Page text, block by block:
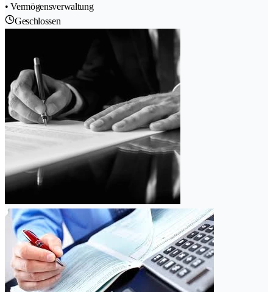
• Vermögensverwaltung
Geschlossen